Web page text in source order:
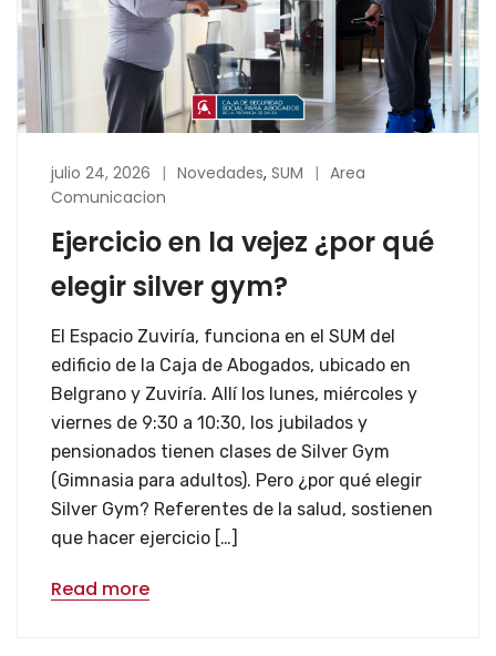
julio 24, 2026 Novedades, SUM
Area
Comunicacion
Ejercicio en la vejez ¿por qué
elegir silver gym?
El Espacio Zuviría, funciona en el SUM del
edificio de la Caja de Abogados, ubicado en
Belgrano y Zuviría. Allí los lunes, miércoles y
viernes de 9:30 a 10:30, los jubilados y
pensionados tienen clases de Silver Gym
(Gimnasia para adultos). Pero ¿por qué elegir
Silver Gym? Referentes de la salud, sostienen
que hacer ejercicio […]
Read more